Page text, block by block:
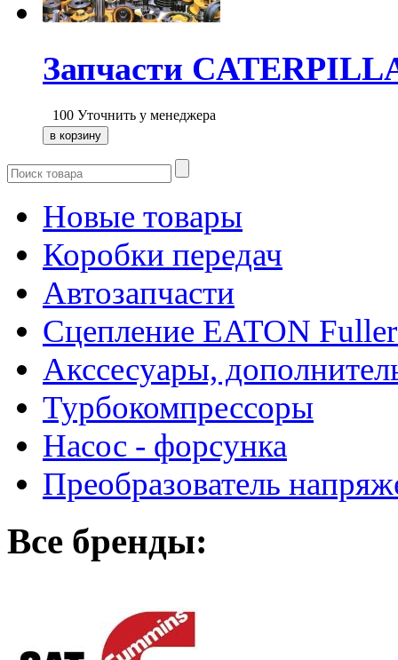
Запчасти
100 Уточнить у менеджера
Новые товары
Коробки передач
Автозапчасти
Сцепление EATON
Акссесуары,
Турбокомпрессоры
Насос - форсунка
Преобразователь
Все бренды: